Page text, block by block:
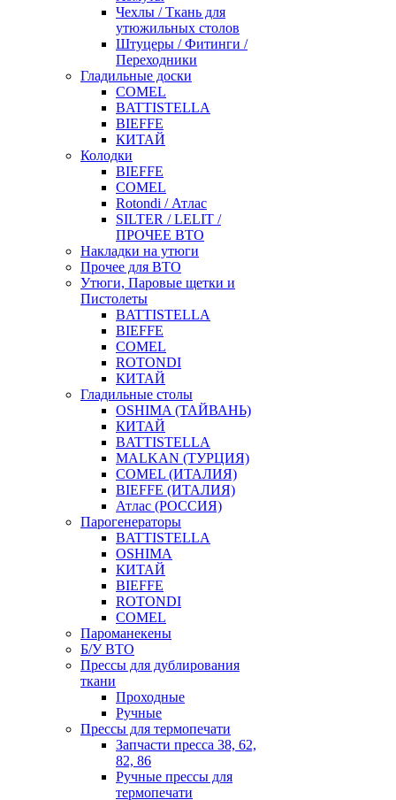
Чехлы / Ткань для
утюжильных столов
Штуцеры / Фитинги /
Переходники
Гладильные доски
COMEL
BATTISTELLA
BIEFFE
КИТАЙ
Колодки
BIEFFE
COMEL
Rotondi / Атлас
SILTER / LELIT /
ПРОЧЕЕ ВТО
Накладки на утюги
Прочее для ВТО
Утюги, Паровые щетки и
Пистолеты
BATTISTELLA
BIEFFE
COMEL
ROTONDI
КИТАЙ
Гладильные столы
OSHIMA (ТАЙВАНЬ)
КИТАЙ
BATTISTELLA
MALKAN (ТУРЦИЯ)
COMEL (ИТАЛИЯ)
BIEFFE (ИТАЛИЯ)
Атлас (РОССИЯ)
Парогенераторы
BATTISTELLA
OSHIMA
КИТАЙ
BIEFFE
ROTONDI
COMEL
Пароманекены
Б/У ВТО
Прессы для дублирования
ткани
Проходные
Ручные
Прессы для термопечати
Запчасти пресса 38, 62,
82, 86
Ручные прессы для
термопечати